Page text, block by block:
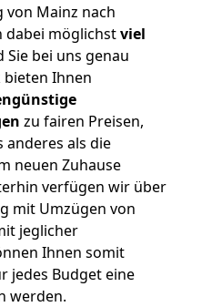
von Mainz nach
möglichstviel
Sie bei uns genau
Ihnen
zu fairen Preisen,
anderes als die
neuen Zuhause
verfügen wir über
mit Umzügen von
jeglicher
Ihnen somit
jedes Budget eine
werden.